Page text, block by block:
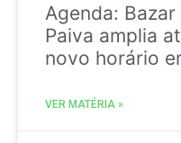
Agenda:
Paiva amplia
novo horário
VER MATÉRIA »